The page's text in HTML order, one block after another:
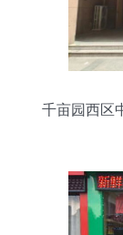
千亩园西区